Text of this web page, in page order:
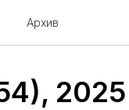
Архив
2025